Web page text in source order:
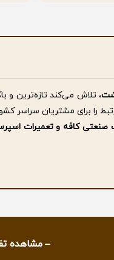
، تلاش می‌کند تازه‌ترین و
را برای مشتریان سراسر
صنعتی کافه و تعمیرات
ما فقط قهوه نمیفروشیم
مشاهده